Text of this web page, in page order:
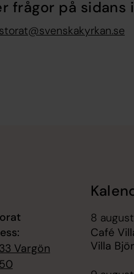
frågor på sidans
Vargön
8
Café
Villa